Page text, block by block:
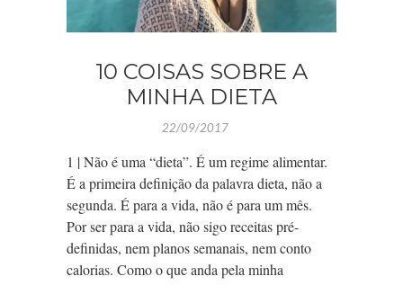
10 COISAS SOBRE A
MINHA DIETA
22/09/2017
1 | Não é uma “dieta”. É um regime alimentar.
É a primeira definição da palavra dieta, não a
segunda. É para a vida, não é para um mês.
Por ser para a vida, não sigo receitas pré-
definidas, nem planos semanais, nem conto
calorias. Como o que anda pela minha